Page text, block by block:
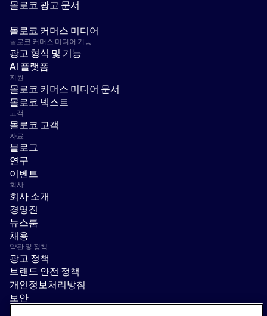
몰로코 광고 문서
몰로코 커머스 미디어
몰로코 커머스 미디어 기능
광고 형식 및 기능
AI 플랫폼
지원
몰로코 커머스 미디어 문서
몰로코 넥스트
고객
몰로코 고객
자료
블로그
연구
이벤트
회사
회사 소개
경영진
뉴스룸
채용
약관 및 정책
광고 정책
브랜드 안전 정책
개인정보처리방침
보안